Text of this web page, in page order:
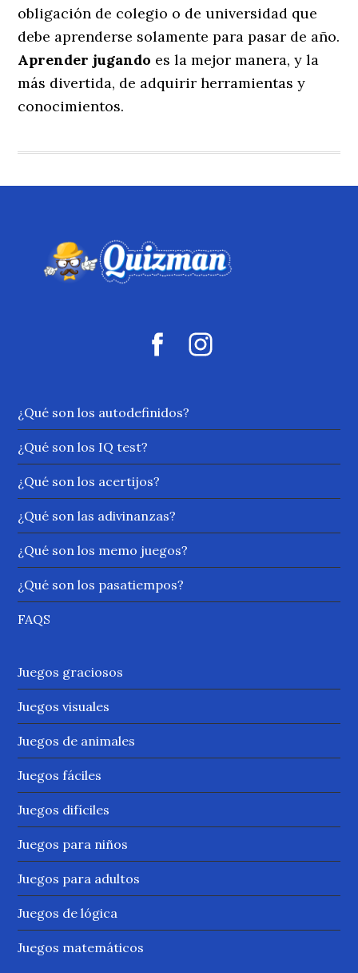
obligación de colegio o de universidad que
debe aprenderse solamente para pasar de año.
Aprender jugando es la mejor manera, y la
más divertida, de adquirir herramientas y
conocimientos.
¿Qué son los autodefinidos?
¿Qué son los IQ test?
¿Qué son los acertijos?
¿Qué son las adivinanzas?
¿Qué son los memo juegos?
¿Qué son los pasatiempos?
FAQS
Juegos graciosos
Juegos visuales
Juegos de animales
Juegos fáciles
Juegos difíciles
Juegos para niños
Juegos para adultos
Juegos de lógica
Juegos matemáticos